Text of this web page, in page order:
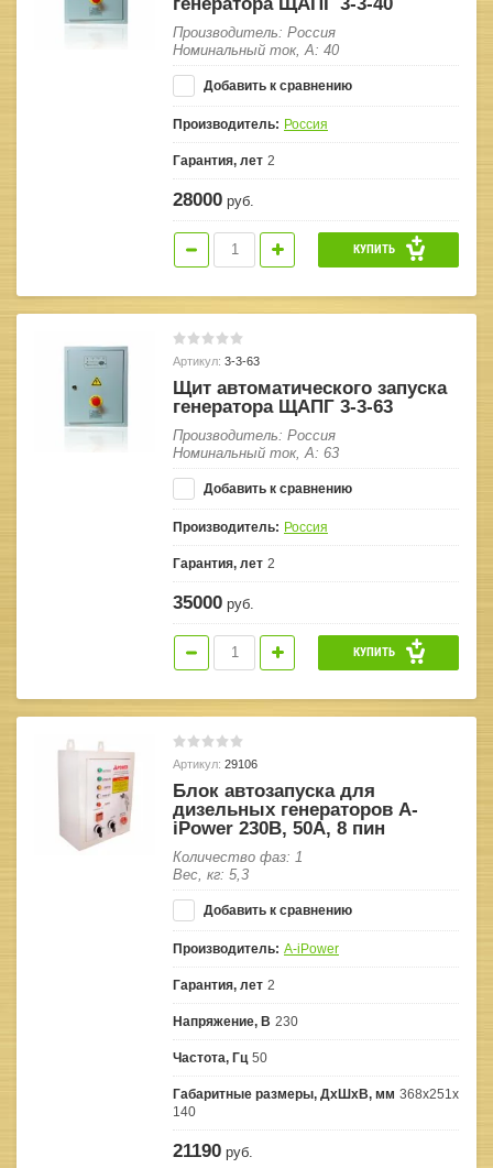
Производитель: Россия
Номинальный ток, А: 40
Добавить к сравнению
Производитель: Россия
Гарантия, лет 2
28000 руб.
КУПИТЬ
Артикул: 3-3-63
Щит автоматического запуска
генератора ЩАПГ 3-3-63
Производитель: Россия
Номинальный ток, А: 63
Добавить к сравнению
Производитель: Россия
Гарантия, лет 2
35000 руб.
КУПИТЬ
Артикул: 29106
Блок автозапуска для
дизельных генераторов A-
iPower 230В, 50А, 8 пин
Количество фаз: 1
Вес, кг: 5,3
Добавить к сравнению
Производитель: A-iPower
Гарантия, лет 2
Напряжение, В 230
Частота, Гц 50
Габаритные размеры, ДхШхВ, мм 368х251х
140
21190 руб.